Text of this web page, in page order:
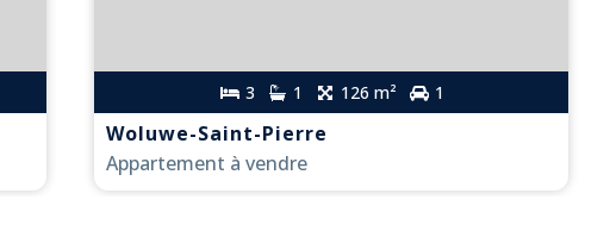
3 1 126 m² 1
Woluwe-Saint-Pierre
Appartement à vendre